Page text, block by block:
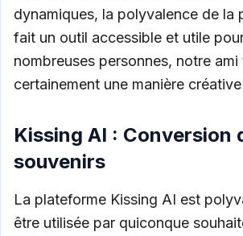
dynamiques, la polyvalence de la
fait un outil accessible et utile
nombreuses personnes, notre ami
certainement une manière
Kissing AI : Conversion
souvenirs
La plateforme Kissing AI est
être utilisée par quiconque